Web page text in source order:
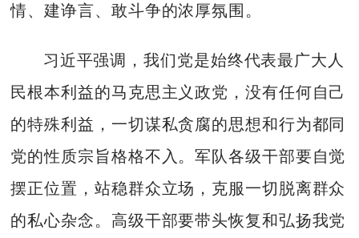
情、建诤言、敢斗争的浓厚氛围。
习近平强调，我们党是始终代表最广大人
民根本利益的马克思主义政党，没有任何自己
的特殊利益，一切谋私贪腐的思想和行为都同
党的性质宗旨格格不入。军队各级干部要自觉
摆正位置，站稳群众立场，克服一切脱离群众
的私心杂念。高级干部要带头恢复和弘扬我党